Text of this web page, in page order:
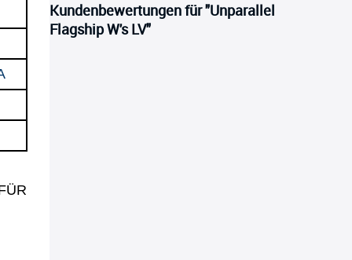
Kundenbewertungen für "Unparallel
Flagship W's LV"